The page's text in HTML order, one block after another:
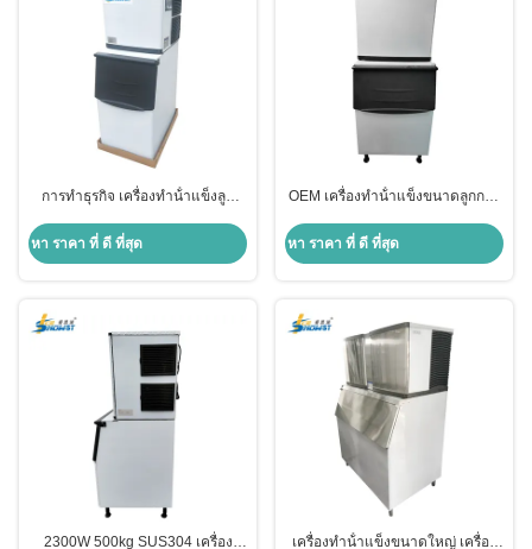
การทําธุรกิจ เครื่องทําน้ําแข็งลูก
บาร์ดื่ม
หา ราคา ที่ ดี ที่สุด
OEM เครื่องทําน้ําแข็งขนาดลูกกลิ้ง
หา ราคา ที่ ดี ที่สุด
2300W 500kg SUS304 เครื่อง เครื่องทําน้ําแข็งขนาดใหญ่ เครื่อง